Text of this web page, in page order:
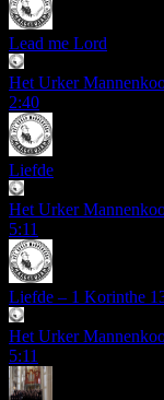
Lead me Lord
Het Urker
2:40
Liefde
Het Urker
5:11
Liefde – 1 Korinthe
Het Urker
5:11